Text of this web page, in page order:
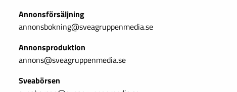
Annonsförsäljning
annonsbokning@sveagruppenmedia.se
Annonsproduktion
annons@sveagruppenmedia.se
Sveabörsen